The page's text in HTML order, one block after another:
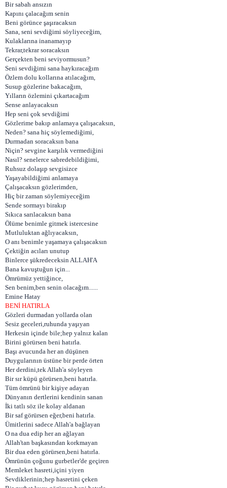
Bir sabah ansızın
Kapını çalacağım senin
Beni görünce şaşıracaksın
Sana, seni sevdiğimi söyliyeceğim,
Kulaklarına inanamayıp
Tekrar,tekrar soracaksın
Gerçekten beni seviyormusun?
Seni sevdiğimi sana haykıracağım
Özlem dolu kollarına atılacağım,
Susup gözlerine bakacağım,
Yılların özlemini çıkartacağım
Sense anlayacaksın
Hep seni çok sevdiğimi
Gözlerime bakıp anlamaya çalışacaksın,
Neden? sana hiç söylemediğimi,
Durmadan soracaksın bana
Niçin? sevgine karşılık vermediğini
Nasıl? senelerce sabredebildiğimi,
Ruhsuz dolaşıp sevgisizce
Yaşayabildiğimi anlamaya
Çalışacaksın gözlerimden,
Hiç bir zaman söylemiyeceğim
Sende sormayı birakıp
Sıkıca sarılacaksın bana
Ölüme benimle gitmek istercesine
Mutluluktan ağlıyacaksın,
O anı benimle yaşamaya çalışacaksın
Çektiğin acıları unutup
Binlerce şükredeceksin ALLAH'A
Bana kavuştuğun için...
Ömrümüz yettiğince,
Sen benim,ben senin olacağım......
Emine Hatay
BENİ HATIRLA
Gözleri durmadan yollarda olan
Sesiz geceleri,ruhunda yaşıyan
Herkesin içinde bile;hep yalnız kalan
Birini görürsen beni hatırla.
Başı avucunda her an düşünen
Duygularının üstüne bir perde örten
Her derdini,tek Allah'a söyleyen
Bir sır küpü görürsen,beni hatırla.
Tüm ömrünü bir kişiye adayan
Dünyanın dertlerini kendinin sanan
İki tatlı söz ile kolay aldanan
Bir saf görürsen eğer,beni hatırla.
Ümitlerini sadece Allah'a bağlayan
O na dua edip her an ağlayan
Allah'tan başkasından korkmayan
Bir dua eden görürsen,beni hatırla.
Ömrünün çoğunu gurbetler'de geçiren
Memleket hasreti,içini yiyen
Sevdiklerinin;hep hasretini çeken